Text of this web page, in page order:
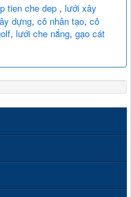
tien che dep , lưới xây
dựng, cỏ nhân tạo, cỏ
, lưới che nắng, gạo cát